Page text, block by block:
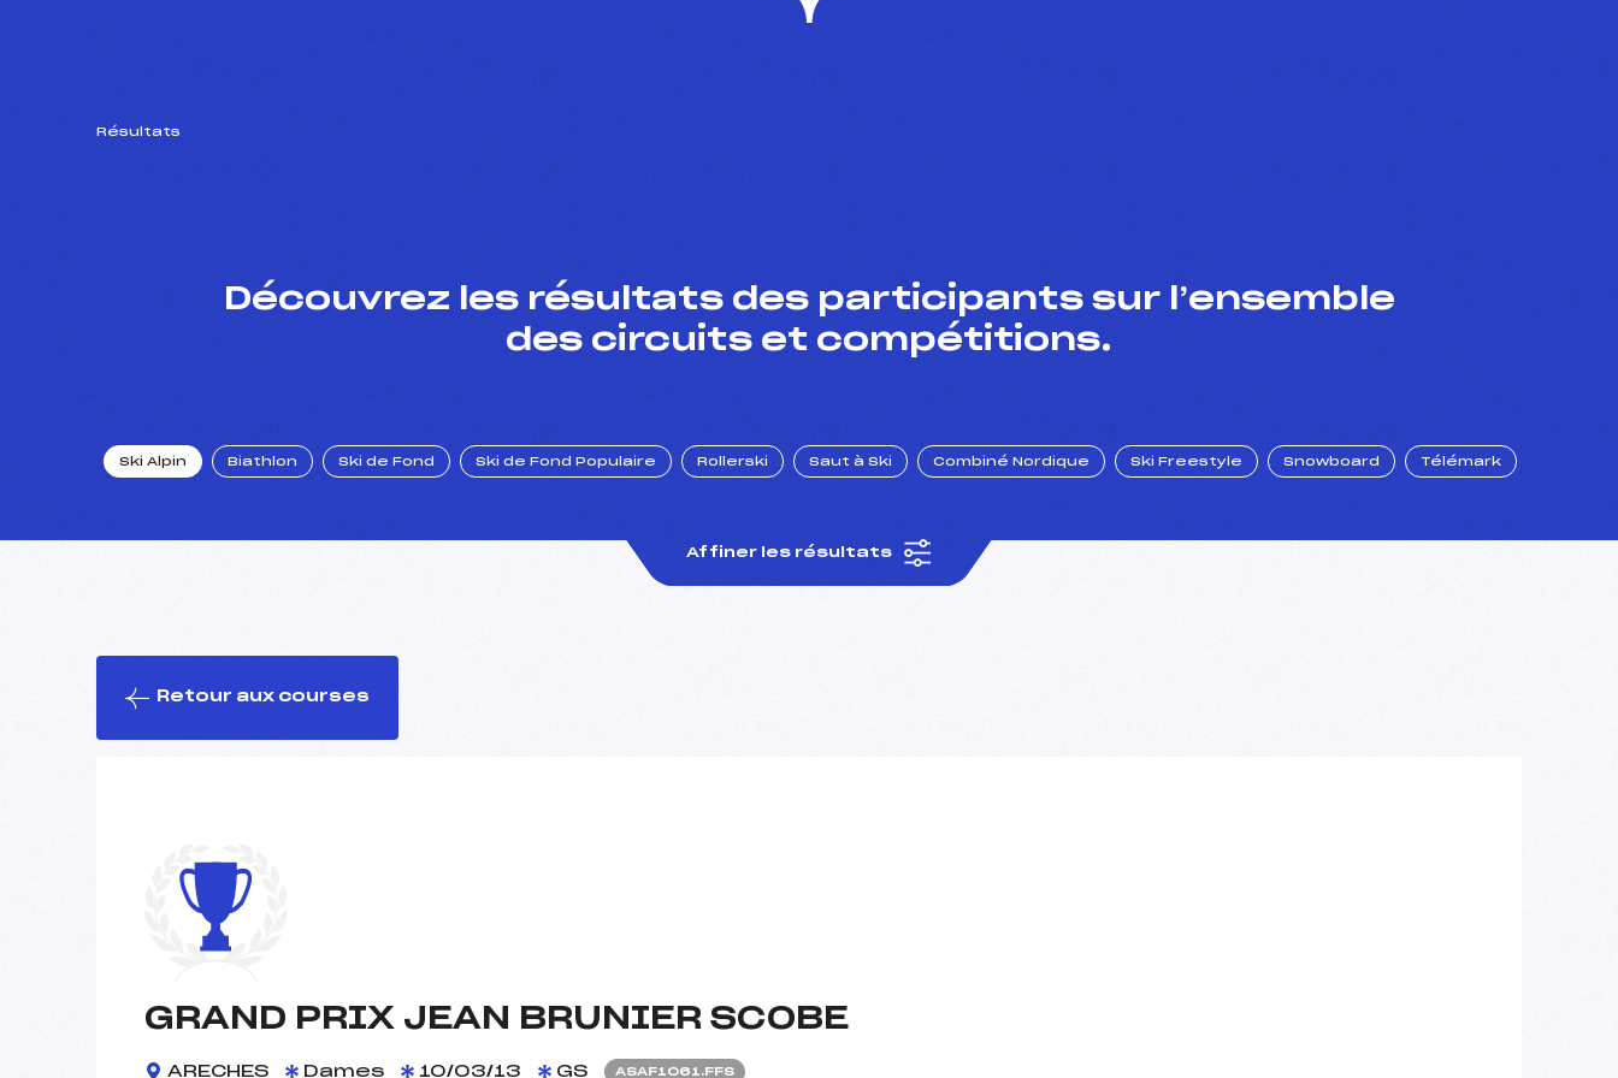
Résultats
Découvrez les résultats des participants sur l’ensemble
des circuits et compétitions.
Ski Alpin Biathlon Ski de Fond Ski de Fond Populaire Rollerski Saut à Ski Combiné Nordique Ski Freestyle Snowboard Télémark
Affiner les résultats
Retour aux courses
GRAND PRIX JEAN BRUNIER SCOBE
ARECHES Dames 10/03/13 GS ASAF1061.FFS